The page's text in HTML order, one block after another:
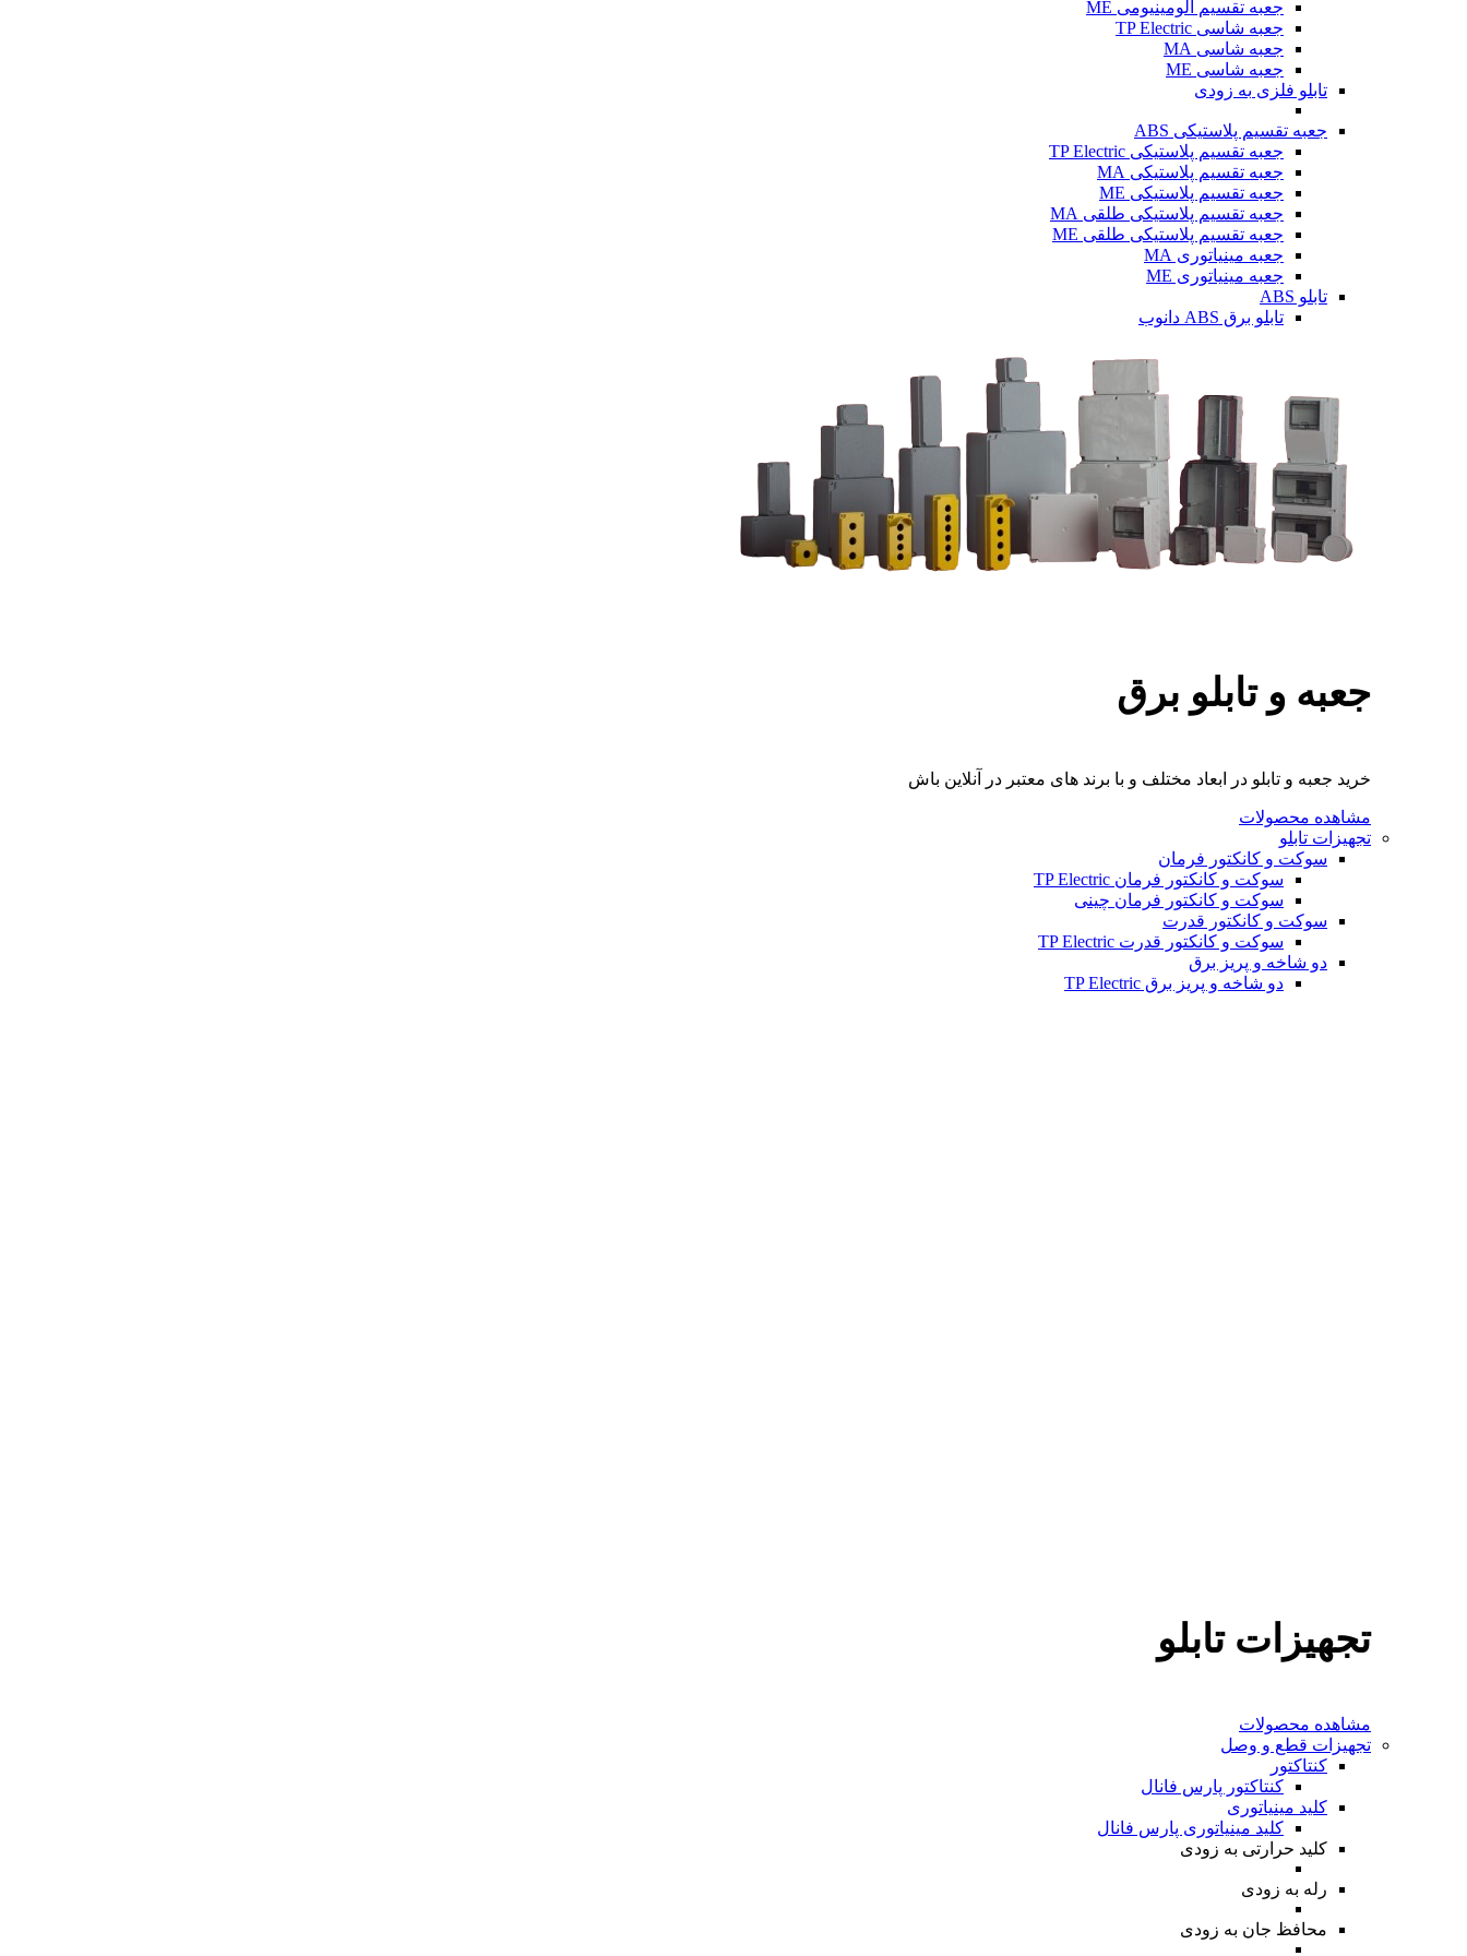
جعبه تقسیم آلومینیومی ME
جعبه شاسی TP Electric
جعبه شاسی MA
جعبه شاسی ME
تابلو فلزی به زودی
جعبه تقسیم پلاستیکی ABS
جعبه تقسیم پلاستیکی TP Electric
جعبه تقسیم پلاستیکی MA
جعبه تقسیم پلاستیکی ME
جعبه تقسیم پلاستیکی طلقی MA
جعبه تقسیم پلاستیکی طلقی ME
جعبه مینیاتوری MA
جعبه مینیاتوری ME
تابلو ABS
تابلو برق ABS دانوب
جعبه و تابلو برق
خرید جعبه و تابلو در ابعاد مختلف و با برند های معتبر در آنلاین باش
مشاهده محصولات
تجهیزات تابلو
سوکت و کانکتور فرمان
سوکت و کانکتور فرمان TP Electric
سوکت و کانکتور فرمان چینی
سوکت و کانکتور قدرت
سوکت و کانکتور قدرت TP Electric
دو شاخه و پریز برق
دو شاخه و پریز برق TP Electric
تجهیزات تابلو
مشاهده محصولات
تجهیزات قطع و وصل
کنتاکتور
کنتاکتور پارس فانال
کلید مینیاتوری
کلید مینیاتوری پارس فانال
کلید حرارتی به زودی
رله به زودی
محافظ جان به زودی